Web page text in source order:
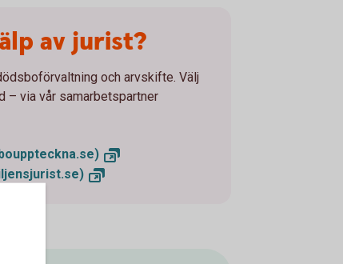
av jurist?
och arvskifte. Välj
– via vår samarbetspartner